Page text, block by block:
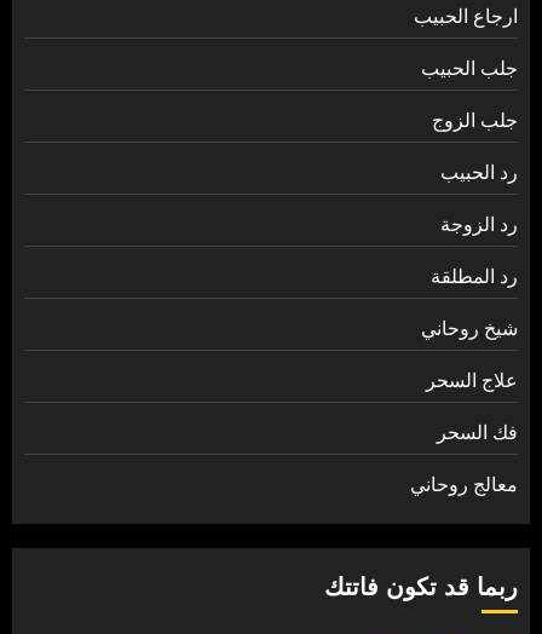
ارجاع الحبيب
جلب الحبيب
جلب الزوج
رد الحبيب
رد الزوجة
رد المطلقة
شيخ روحاني
علاج السحر
فك السحر
معالج روحاني
ربما قد تكون فاتتك